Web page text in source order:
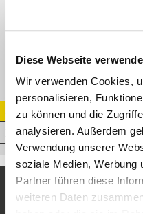
Diese Webseite
Wir verwenden Cookies,
personalisieren,
zu können und die
analysieren. Außerdem
Verwendung unserer
soziale Medien, Werbung
Partner führen diese
weiteren Daten
Artikel Nr.
V.TS10VA